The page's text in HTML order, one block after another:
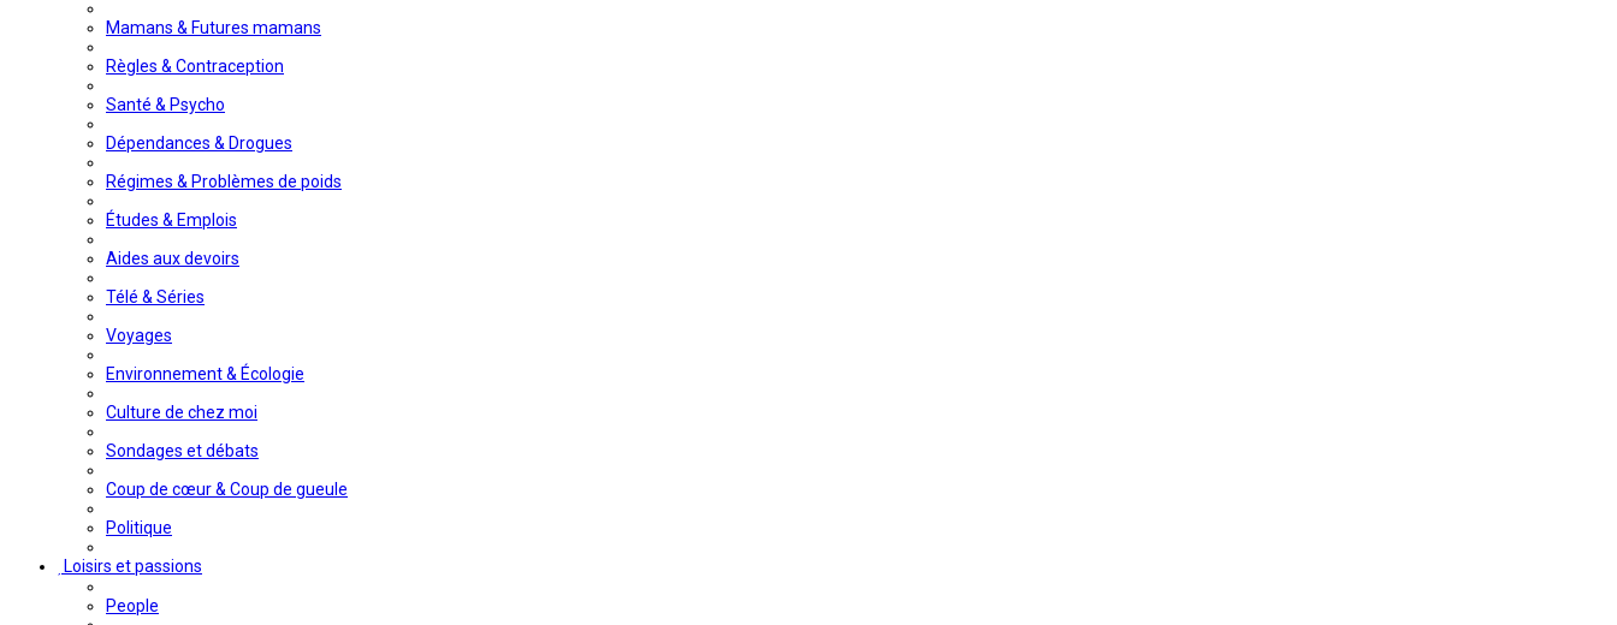
Mamans & Futures mamans
Règles & Contraception
Santé & Psycho
Dépendances & Drogues
Régimes & Problèmes de poids
Études & Emplois
Aides aux devoirs
Télé & Séries
Voyages
Environnement & Écologie
Culture de chez moi
Sondages et débats
Coup de cœur & Coup de gueule
Politique
Loisirs et passions
People